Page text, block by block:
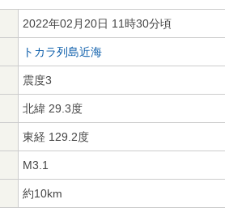
2022年02月20日 11時30分頃
トカラ列島近海
震度3
北緯 29.3度
東経 129.2度
M3.1
約10km